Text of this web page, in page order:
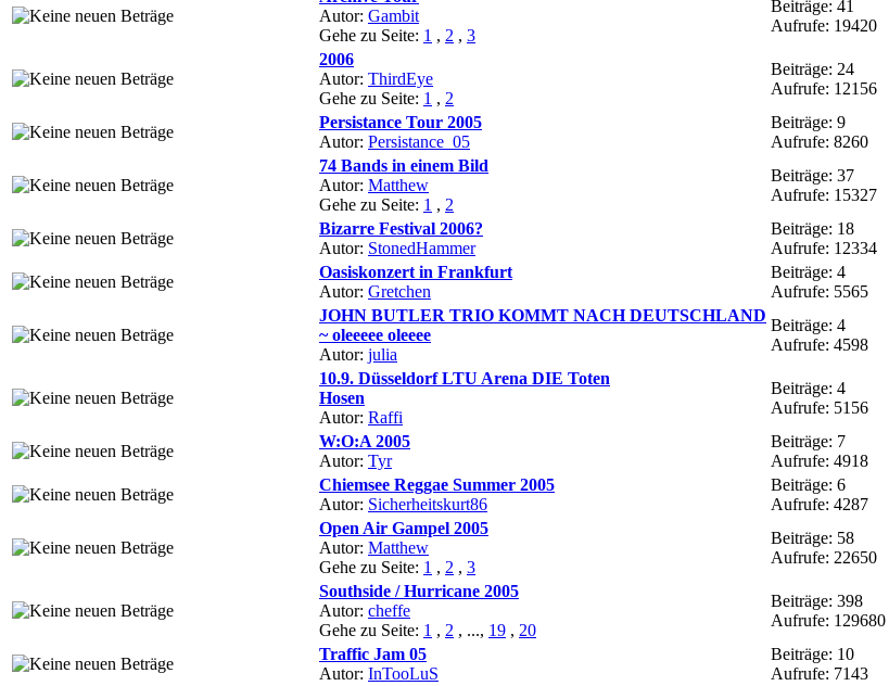
Autor: Gambit
Gehe zu Seite: 1 , 2 , 3
Beiträge: 41
Aufrufe: 19420
2006
Autor: ThirdEye
Gehe zu Seite: 1 , 2
Beiträge: 24
Aufrufe: 12156
Persistance Tour 2005
Autor: Persistance_05
Beiträge: 9
Aufrufe: 8260
74 Bands in einem Bild
Autor: Matthew
Gehe zu Seite: 1 , 2
Beiträge: 37
Aufrufe: 15327
Bizarre Festival 2006?
Autor: StonedHammer
Beiträge: 18
Aufrufe: 12334
Oasiskonzert in Frankfurt
Autor: Gretchen
Beiträge: 4
Aufrufe: 5565
JOHN BUTLER TRIO KOMMT NACH DEUTSCHLAND
~ oleeeee oleeee
Autor: julia
Beiträge: 4
Aufrufe: 4598
10.9. Düsseldorf LTU Arena DIE Toten
Hosen
Autor: Raffi
Beiträge: 4
Aufrufe: 5156
W:O:A 2005
Autor: Tyr
Beiträge: 7
Aufrufe: 4918
Chiemsee Reggae Summer 2005
Autor: Sicherheitskurt86
Beiträge: 6
Aufrufe: 4287
Open Air Gampel 2005
Autor: Matthew
Gehe zu Seite: 1 , 2 , 3
Beiträge: 58
Aufrufe: 22650
Southside / Hurricane 2005
Autor: cheffe
Gehe zu Seite: 1 , 2 , ..., 19 , 20
Beiträge: 398
Aufrufe: 129680
Traffic Jam 05
Autor: InTooLuS
Beiträge: 10
Aufrufe: 7143